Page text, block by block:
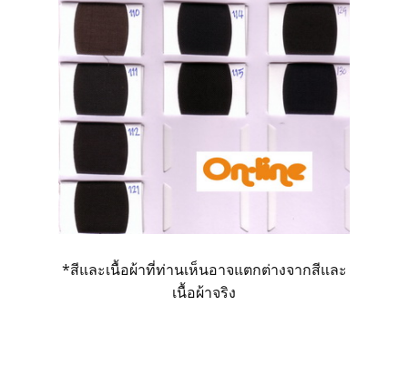
*สีและเนื้อผ้าที่ท่านเห็นอาจแตกต่างจากสีและ
เนื้อผ้าจริง